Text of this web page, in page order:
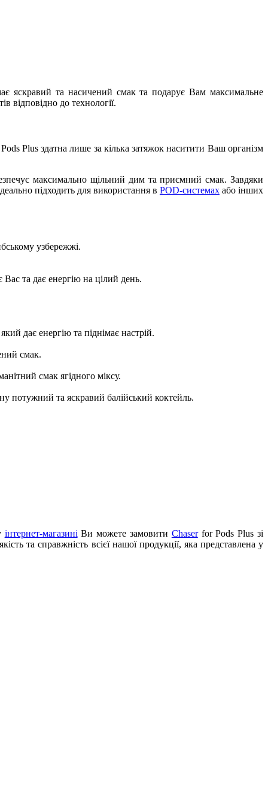
яскравий та насичений смак та подарує Вам максимальне
відповідно до технології.
Plus здатна лише за кілька затяжок наситити Ваш організм
максимально щільний дим та приємний смак. Завдяки
підходить для використання в POD-системахабо інших
узбережжі.
та дає енергію на цілий день.
дає енергію та піднімає настрій.
смак.
смак ягідного міксу.
потужний та яскравий балійський коктейль.
інтернет-магазині Ви можете замовити Chaserfor Pods Plus зі
та справжність всієї нашої продукції, яка представлена у